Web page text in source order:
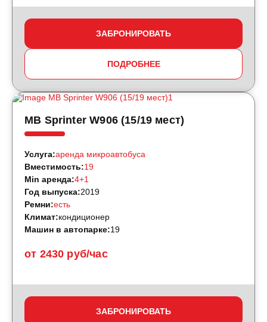
ЗАБРОНИРОВАТЬ
ПОДРОБНЕЕ
MB Sprinter W906 (15/19 мест)
от 2430 руб/час
Услуга:аренда микроавтобуса
Вместимость:19
Min аренда:4+1
Год выпуска:2019
Ремни:есть
Климат:кондиционер
Машин в автопарке:19
ЗАБРОНИРОВАТЬ